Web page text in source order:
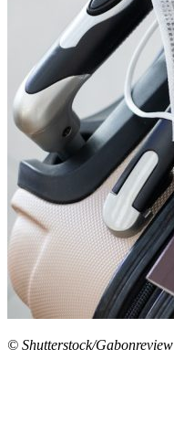
© Shutterstock/Gabonreview